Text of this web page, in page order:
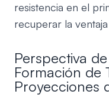
resistencia en el
recuperar la
Perspectiva
Formación de
Proyecciones